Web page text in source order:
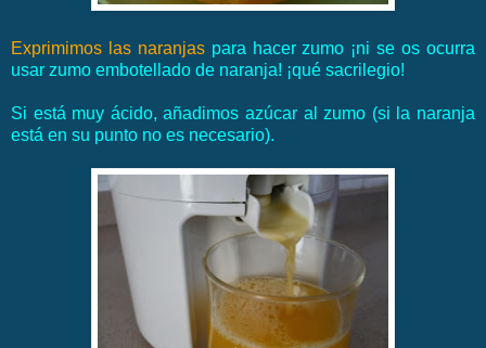
Exprimimos las naranjaspara hacer zumo ¡ni se os ocurra
usar zumo embotellado de naranja! ¡qué sacrilegio!
Si está muy ácido, añadimos azúcar al zumo (si la naranja
está en su punto no es necesario).